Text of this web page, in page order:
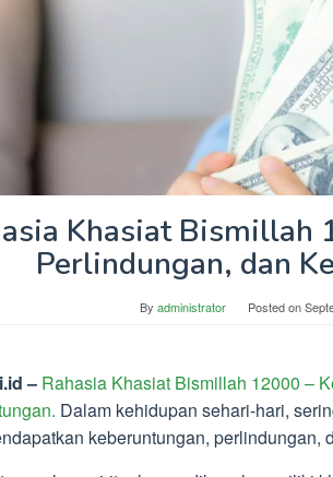
Khasiat Bismillah
Perlindungan, dan
By administrator Posted on
– Rahasia Khasiat Bismillah 12000 –
Dalam kehidupan sehari-hari,
keberuntungan, perlindungan,